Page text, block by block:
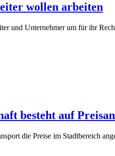
wollen arbeiten
und Unternehmer um für ihr
besteht auf
die Preise im Stadtbereich